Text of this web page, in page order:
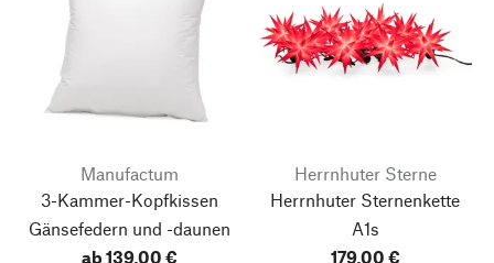
Manufactum
3-Kammer-Kopfkissen
Gänsefedern und -daunen
ab 139,00 €
Herrnhuter Sterne
Herrnhuter Sternenkette
A1s
179,00 €